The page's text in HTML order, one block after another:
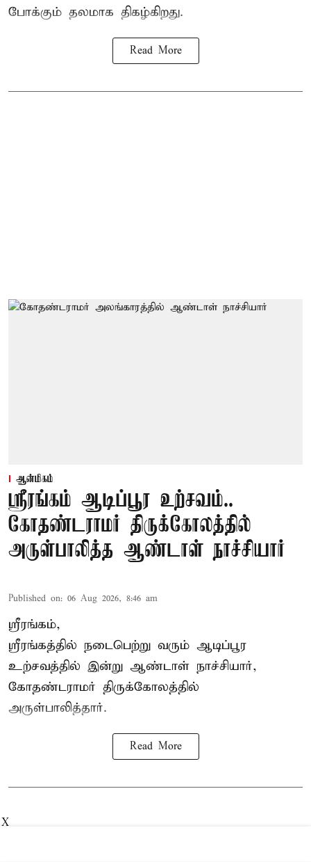
போக்கும் தலமாக திகழ்கிறது.
Read More
ஆன்மிகம்
ஸ்ரீரங்கம் ஆடிப்பூர உற்சவம்..
கோதண்டராமர் திருக்கோலத்தில்
அருள்பாலித்த ஆண்டாள் நாச்சியார்
Published on: 06 Aug 2026, 8:46 am
ஸ்ரீரங்கம்,
ஸ்ரீரங்கத்தில் நடைபெற்று வரும் ஆடிப்பூர
உற்சவத்தில் இன்று ஆண்டாள் நாச்சியார்,
கோதண்டராமர் திருக்கோலத்தில்
அருள்பாலித்தார்.
Read More
X